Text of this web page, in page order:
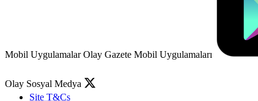
Mobil Uygulamalar Olay Gazete Mobil Uygulamaları
Olay Sosyal Medya
Site T&Cs